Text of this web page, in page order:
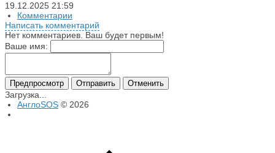
19.12.2025 21:59
Комментарии
Написать комментарий
Нет комментариев. Ваш будет первым!
Ваше имя:
Предпросмотр Отправить Отменить
Загрузка...
АнглоSOS © 2026